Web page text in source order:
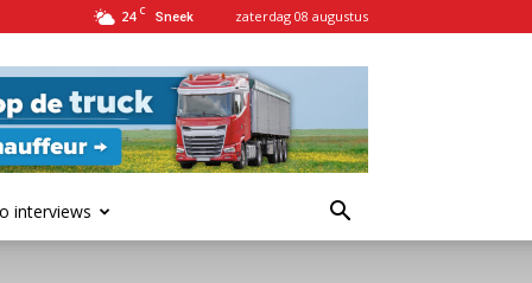
24 C Sneek zaterdag 08 augustus
interviews